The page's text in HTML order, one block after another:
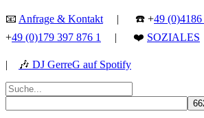
Zum
springen
📧 Anfrage & Kontakt | ☎️ +49
+49 (0)179 397 876 1 | ❤️ SOZIALES
| 🎶 DJ GerreG auf Spotify
Suchen
nach: